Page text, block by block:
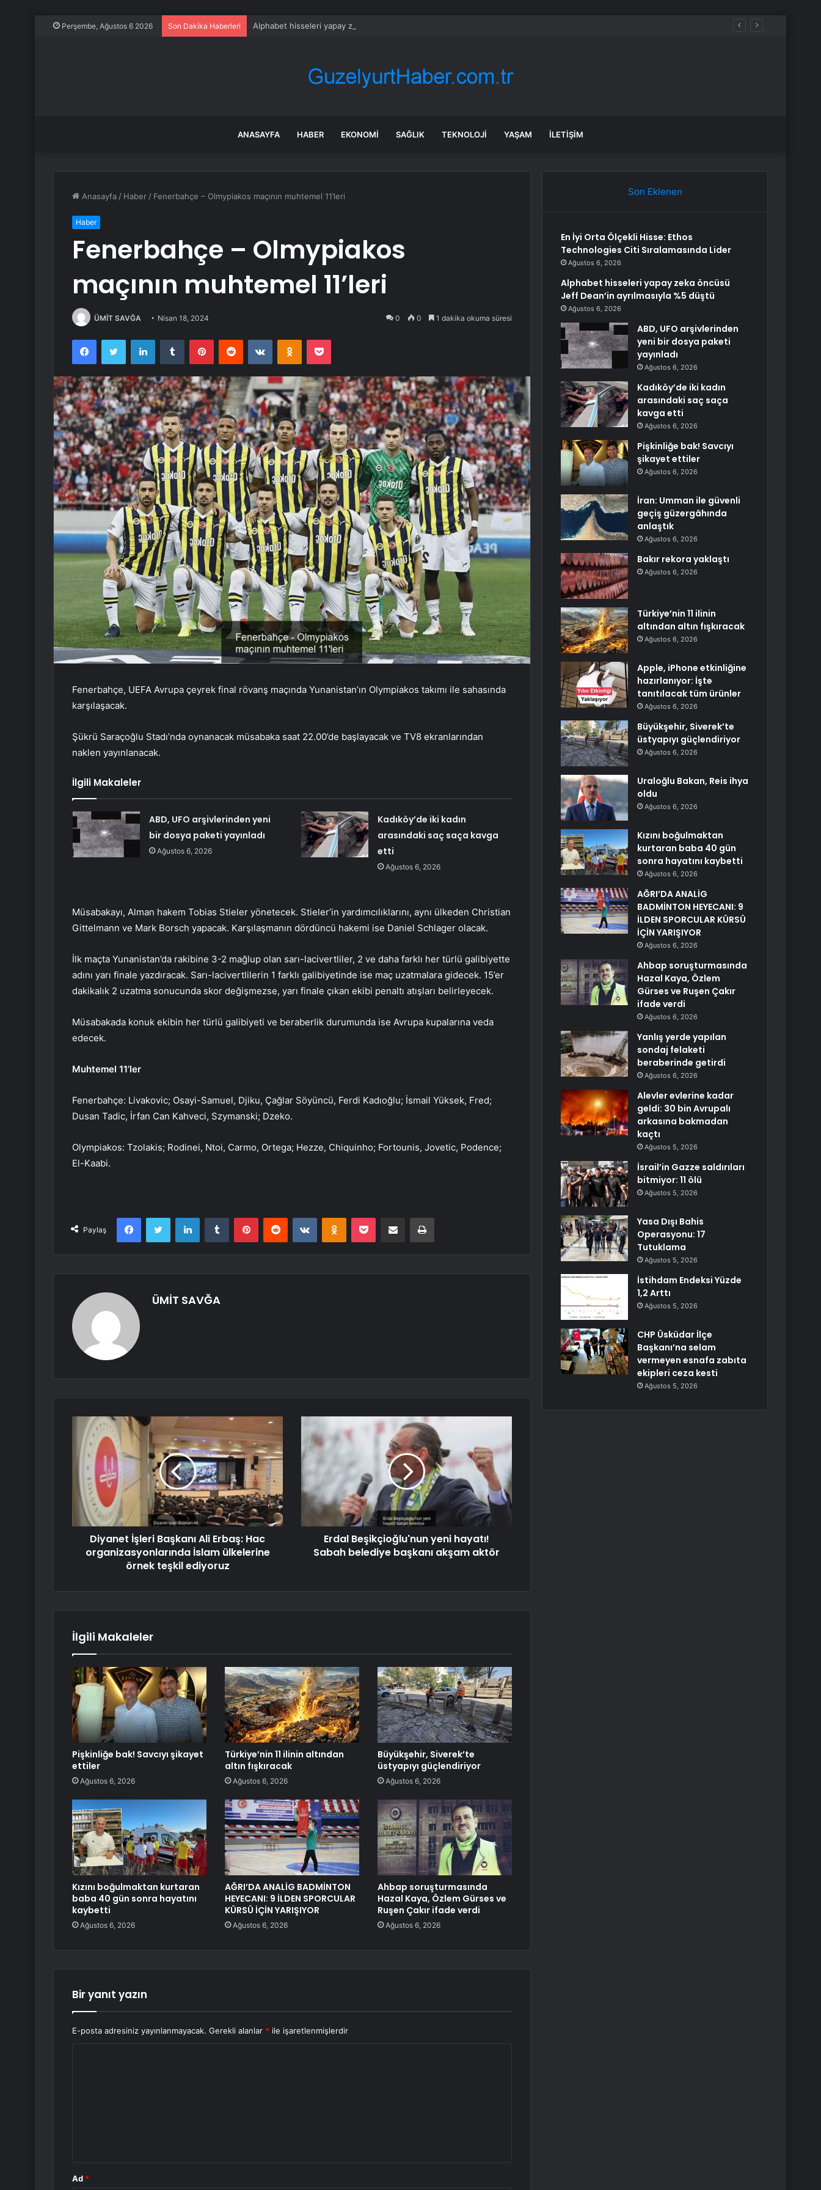
Perşembe, Ağustos 6 2026 Son Dakika Haberleri Alphabet hisseleri yapay zeka öncüsü Jeff Dean’in ayrılmasıyla %5 düştü
ANASAYFA HABER EKONOMI SAĞLIK TEKNOLOJI YAŞAM İLETIŞIM
Anasayfa / Haber / Fenerbahçe – Olmypiakos maçının muhtemel 11’leri
Haber
Fenerbahçe – Olmypiakos
maçının muhtemel 11’leri
ÜMİT SAVĞA Nisan 18, 2024 0 0 1 dakika okuma süresi
FacebookTwitter LinkedInTumblr PinterestReddit VKontakteOdnoklassniki
Pocket
Fenerbahçe, UEFA Avrupa çeyrek final rövanş maçında Yunanistan’ın Olympiakos takımı ile sahasında
karşılaşacak.
Şükrü Saraçoğlu Stadı’nda oynanacak müsabaka saat 22.00’de başlayacak ve TV8 ekranlarından
naklen yayınlanacak.
İlgili Makaleler
ABD, UFO arşivlerinden yeni
bir dosya paketi yayınladı
Ağustos 6, 2026
Kadıköy’de iki kadın
arasındaki saç saça kavga
etti
Ağustos 6, 2026
Müsabakayı, Alman hakem Tobias Stieler yönetecek. Stieler’in yardımcılıklarını, aynı ülkeden Christian
Gittelmann ve Mark Borsch yapacak. Karşılaşmanın dördüncü hakemi ise Daniel Schlager olacak.
İlk maçta Yunanistan’da rakibine 3-2 mağlup olan sarı-lacivertliler, 2 ve daha farklı her türlü galibiyette
adını yarı finale yazdıracak. Sarı-lacivertlilerin 1 farklı galibiyetinde ise maç uzatmalara gidecek. 15’er
dakikalık 2 uzatma sonucunda skor değişmezse, yarı finale çıkan ekibi penaltı atışları belirleyecek.
Müsabakada konuk ekibin her türlü galibiyeti ve beraberlik durumunda ise Avrupa kupalarına veda
edecek.
Muhtemel 11’ler
Fenerbahçe: Livakovic; Osayi-Samuel, Djiku, Çağlar Söyüncü, Ferdi Kadıoğlu; İsmail Yüksek, Fred;
Dusan Tadic, İrfan Can Kahveci, Szymanski; Dzeko.
Olympiakos: Tzolakis; Rodinei, Ntoi, Carmo, Ortega; Hezze, Chiquinho; Fortounis, Jovetic, Podence;
El-Kaabi.
Paylaş
FacebookTwitter LinkedInTumblr PinterestReddit VKontakteOdnoklassniki
Pocket E-Posta ile paylaş Yazdır
ÜMİT SAVĞA
Diyanet İşleri Başkanı Ali Erbaş: Hac
organizasyonlarında İslam ülkelerine
örnek teşkil ediyoruz
Erdal Beşikçioğlu'nun yeni hayatı!
Sabah belediye başkanı akşam aktör
İlgili Makaleler
Pişkinliğe bak! Savcıyı şikayet
ettiler
Ağustos 6, 2026
Türkiye’nin 11 ilinin altından
altın fışkıracak
Ağustos 6, 2026
Büyükşehir, Siverek’te
üstyapıyı güçlendiriyor
Ağustos 6, 2026
Kızını boğulmaktan kurtaran
baba 40 gün sonra hayatını
kaybetti
Ağustos 6, 2026
AĞRI’DA ANALİG BADMİNTON
HEYECANI: 9 İLDEN SPORCULAR
KÜRSÜ İÇİN YARIŞIYOR
Ağustos 6, 2026
Ahbap soruşturmasında
Hazal Kaya, Özlem Gürses ve
Ruşen Çakır ifade verdi
Ağustos 6, 2026
Bir yanıt yazın
E-posta adresiniz yayınlanmayacak. Gerekli alanlar * ile işaretlenmişlerdir
Ad *
Son Eklenen
En İyi Orta Ölçekli Hisse: Ethos
Technologies Citi Sıralamasında Lider
Ağustos 6, 2026
Alphabet hisseleri yapay zeka öncüsü
Jeff Dean’in ayrılmasıyla %5 düştü
Ağustos 6, 2026
ABD, UFO arşivlerinden
yeni bir dosya paketi
yayınladı
Ağustos 6, 2026
Kadıköy’de iki kadın
arasındaki saç saça
kavga etti
Ağustos 6, 2026
Pişkinliğe bak! Savcıyı
şikayet ettiler
Ağustos 6, 2026
İran: Umman ile güvenli
geçiş güzergâhında
anlaştık
Ağustos 6, 2026
Bakır rekora yaklaştı
Ağustos 6, 2026
Türkiye’nin 11 ilinin
altından altın fışkıracak
Ağustos 6, 2026
Apple, iPhone etkinliğine
hazırlanıyor: İşte
tanıtılacak tüm ürünler
Ağustos 6, 2026
Büyükşehir, Siverek’te
üstyapıyı güçlendiriyor
Ağustos 6, 2026
Uraloğlu Bakan, Reis ihya
oldu
Ağustos 6, 2026
Kızını boğulmaktan
kurtaran baba 40 gün
sonra hayatını kaybetti
Ağustos 6, 2026
AĞRI’DA ANALİG
BADMİNTON HEYECANI: 9
İLDEN SPORCULAR KÜRSÜ
İÇİN YARIŞIYOR
Ağustos 6, 2026
Ahbap soruşturmasında
Hazal Kaya, Özlem
Gürses ve Ruşen Çakır
ifade verdi
Ağustos 6, 2026
Yanlış yerde yapılan
sondaj felaketi
beraberinde getirdi
Ağustos 6, 2026
Alevler evlerine kadar
geldi: 30 bin Avrupalı
arkasına bakmadan
kaçtı
Ağustos 5, 2026
İsrail’in Gazze saldırıları
bitmiyor: 11 ölü
Ağustos 5, 2026
Yasa Dışı Bahis
Operasyonu: 17
Tutuklama
Ağustos 5, 2026
İstihdam Endeksi Yüzde
1,2 Arttı
Ağustos 5, 2026
CHP Üsküdar İlçe
Başkanı’na selam
vermeyen esnafa zabıta
ekipleri ceza kesti
Ağustos 5, 2026